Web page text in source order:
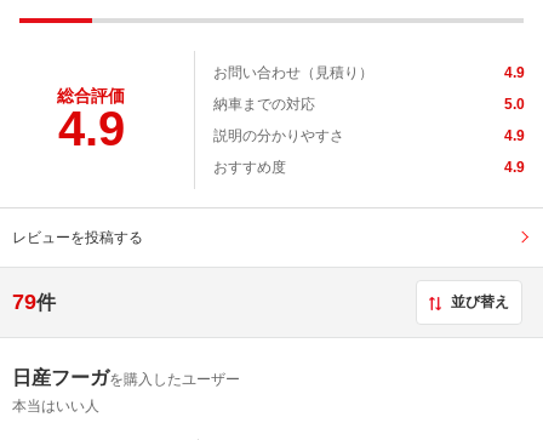
総合評価
4.9
お問い合わせ（見積り）
4.9
納車までの対応
5.0
説明の分かりやすさ
4.9
おすすめ度
4.9
レビューを投稿する
79件 並び替え
日産フーガを購入したユーザー
本当はいい人